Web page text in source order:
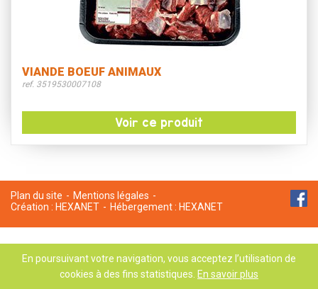
En poursuivant votre navigation, vous acceptez l’utilisation de
cookies à des fins statistiques. En savoir plus
VIANDE BOEUF ANIMAUX
ref. 3519530007108
Voir ce produit
Plan du site
Mentions légales
Création : HEXANET Hébergement : HEXANET